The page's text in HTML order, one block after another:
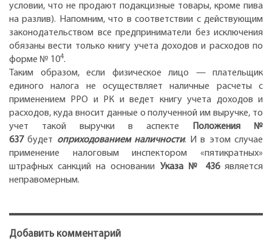
условии, что не продают подакцизные товары, кроме пива
на разлив). Напомним, что в соответствии с действующим
законодательством все предприниматели без исключения
обязаны вести только книгу учета доходов и расходов по
форме № 104.
Таким образом, если физическое лицо — плательщик
единого налога не осуществляет наличные расчеты с
применением РРО и РК и ведет книгу учета доходов и
расходов, куда вносит данные о полученной им выручке, то
учет такой выручки в аспекте
Положения №
637будет оприходованием наличности. И в этом случае
применение налоговым инспектором «пятикратных»
штрафных санкций на основании Указа № 436является
неправомерным.
Добавить комментарий